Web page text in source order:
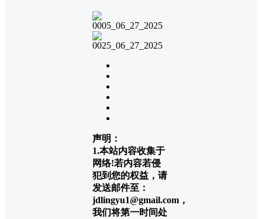
声明：
1.本站内容收集于
网络!若内容若侵
犯到您的权益，请
发送邮件至：
jdlingyu1@gmail.com，
我们将第一时间处